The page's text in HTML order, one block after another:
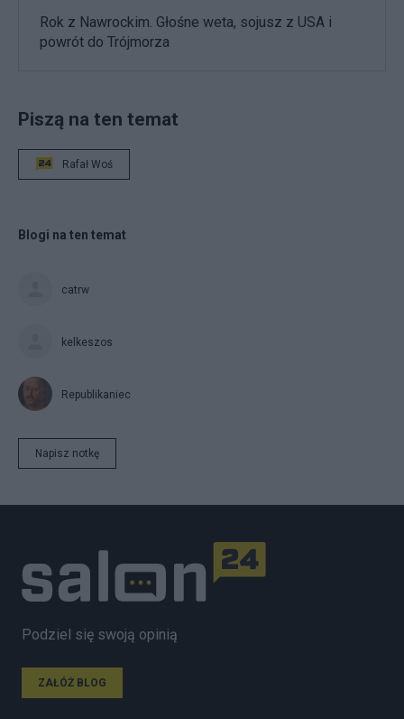
Rok z Nawrockim. Głośne weta, sojusz z USA i
powrót do Trójmorza
Piszą na ten temat
Rafał Woś
Blogi na ten temat
catrw
kelkeszos
Republikaniec
Napisz notkę
Podziel się swoją opinią
ZAŁÓŻ BLOG